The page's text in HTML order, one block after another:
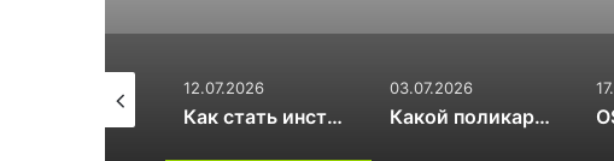
03.07.2026
Какой поликарбонат выбрать для теплицы: 4 или 6 мм
17.06.2026
OSINT и цифровой след RuDossier Telegram